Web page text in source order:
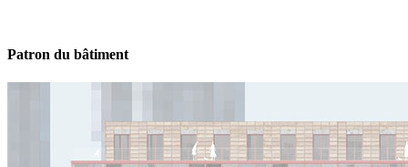
Patron du bâtiment